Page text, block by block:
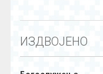
ИЗДВОЈЕНО